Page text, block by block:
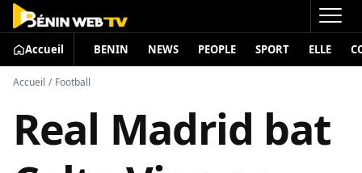
Accueil BENIN NEWS PEOPLE SPORT ELLE
Accueil / Football
Real Madrid bat